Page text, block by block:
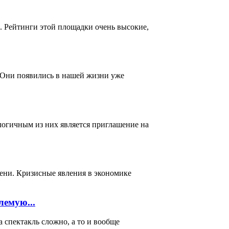
Рейтинги этой площадки очень высокие,
Они появились в нашей жизни уже
из них является приглашение на
Кризисные явления в экономике
сложно, а то и вообще